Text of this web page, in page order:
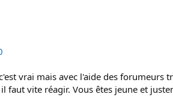
vrai mais avec l'aide des forumeurs
faut vite réagir. Vous êtes jeune et